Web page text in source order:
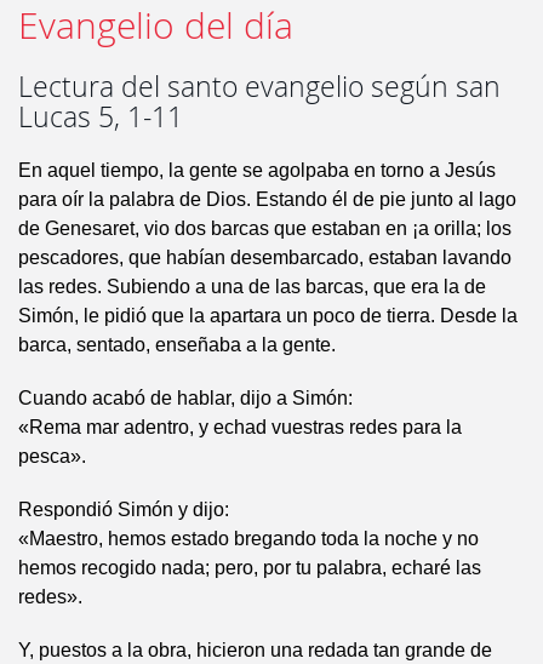
Evangelio del día
Lectura del santo evangelio según san
Lucas 5, 1-11
En aquel tiempo, la gente se agolpaba en torno a Jesús
para oír la palabra de Dios. Estando él de pie junto al lago
de Genesaret, vio dos barcas que estaban en ¡a orilla; los
pescadores, que habían desembarcado, estaban lavando
las redes. Subiendo a una de las barcas, que era la de
Simón, le pidió que la apartara un poco de tierra. Desde la
barca, sentado, enseñaba a la gente.
Cuando acabó de hablar, dijo a Simón:
«Rema mar adentro, y echad vuestras redes para la
pesca».
Respondió Simón y dijo:
«Maestro, hemos estado bregando toda la noche y no
hemos recogido nada; pero, por tu palabra, echaré las
redes».
Y, puestos a la obra, hicieron una redada tan grande de